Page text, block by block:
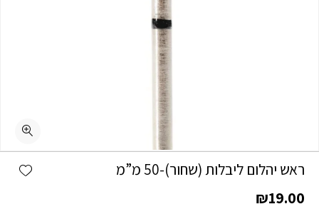
ראש יהלום ליבלות (שחור)-50 מ”מ
₪19.00